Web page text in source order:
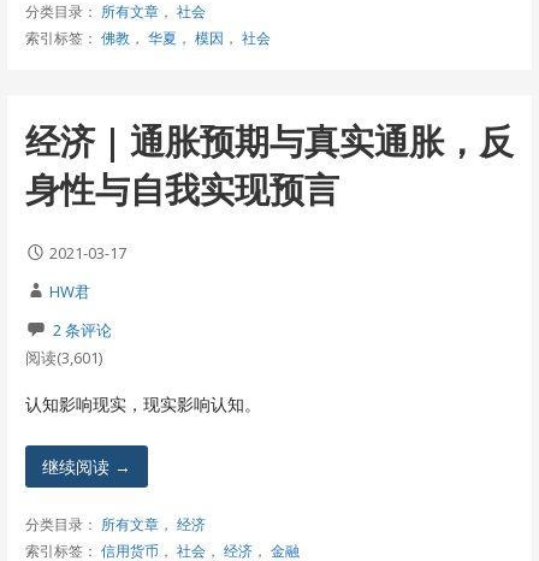
分类目录： 所有文章， 社会
索引标签： 佛教， 华夏 ， 模因 ， 社会
经济 | 通胀预期与真实通胀，反
身性与自我实现预言
2021-03-17
HW君
2 条评论
阅读(3,601)
认知影响现实，现实影响认知。
继续阅读 →
分类目录： 所有文章， 经济
索引标签： 信用货币， 社会， 经济， 金融